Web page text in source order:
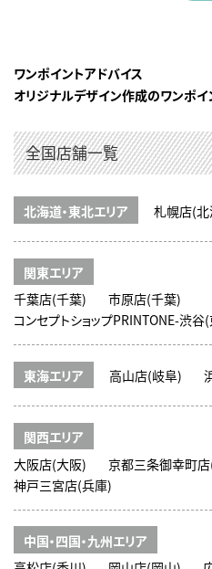
ワンポイントアドバイス
オリジナルデザイン作成のワンポイ
全国店舗一覧
北海道・東北エリア 札幌店(
関東エリア
千葉店(千葉)
市原店(千葉)
コンセプトショップPRINTONE-渋谷
東海エリア 高山店(岐阜)
関西エリア
大阪店(大阪)
京都三条御幸町
神戸三宮店(兵庫)
中国・四国・九州エリア